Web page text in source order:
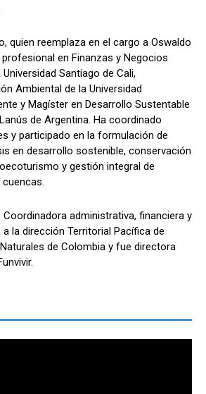
quien reemplaza en el cargo a Oswaldo
en Finanzas y Negocios
Santiago de Cali,
Ambiental de la Universidad
y Magíster en Desarrollo Sustentable
de Argentina. Ha coordinado
y participado en la formulación de
en desarrollo sostenible, conservación
y gestión integral de
administrativa, financiera y
la dirección Territorial Pacífica de
de Colombia y fue directora